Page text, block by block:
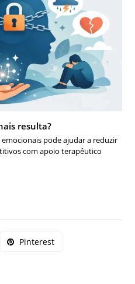
resulta?
pode ajudar a reduzir
com apoio terapêutico
Pinterest